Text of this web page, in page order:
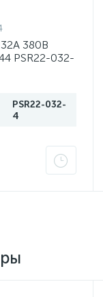
32А 380В
PSR22-032-
PSR22-032-
4